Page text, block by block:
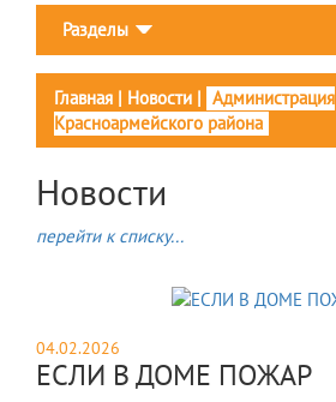
Разделы
Главная | Новости | Администрация
Красноармейского района
Новости
перейти к списку...
04.02.2026
ЕСЛИ В ДОМЕ ПОЖАР